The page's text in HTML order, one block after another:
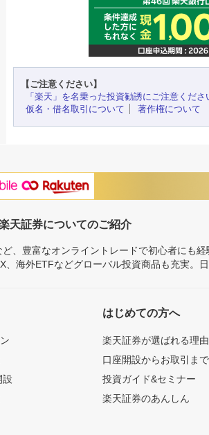
【ご注意ください】
「楽天」を名乗った投資勧誘にご注意くださ
仮名・借名取引について
著作権について
天証券についてのご紹介
ど、豊富なオンライントレードで初心者にも
、海外ETFなどグローバル投資商品も充実。
設
はじめての方へ
楽天証券が選ばれる理由
口座開設からお取引ま
投資ガイド&セミナー
楽天証券のあんしん